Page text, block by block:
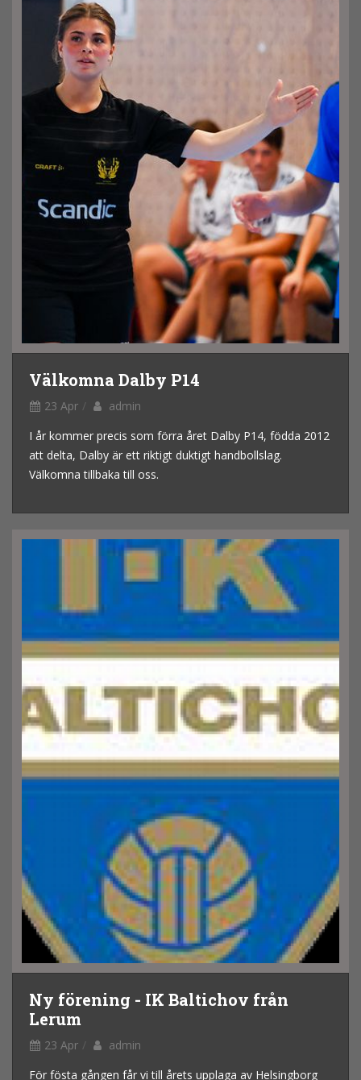
Välkomna Dalby P14
23 Apr
admin
I år kommer precis som förra året Dalby P14, födda 2012
att delta, Dalby är ett riktigt duktigt handbollslag.
Välkomna tillbaka till oss.
Ny förening - IK Baltichov från
Lerum
23 Apr
admin
För fösta gången får vi till årets upplaga av Helsingborg